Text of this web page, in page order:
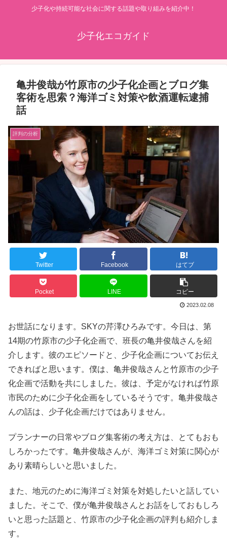
少子化や持続可能な社会に関する話題や取り組みを紹介中！
少子化エコガイド
亀井俊哉が竹原市の少子化企画とブログ集
客術を思索？海洋ゴミ対策や飲酒運転逮捕
話
評判の分析
Twitter Facebook はてブ
Pocket LINE コピー
2023.02.08
お世話になります。SKYの芹澤ひろみです。今日は、第
14期の竹原市の少子化企画で、班長の亀井俊哉さんを紹
介します。彼のエピソードと、少子化企画についてお伝え
できればと思います。僕は、亀井俊哉さんと竹原市の少子
化企画で活動を共にしました。彼は、予定がなければ竹原
市民のために少子化企画をしているそうです。亀井俊哉さ
んの話は、少子化企画だけではありません。
プランナーの日常やブログ集客術の考え方は、とてもおも
しろかったです。亀井俊哉さんが、海洋ゴミ対策に関心が
あり素晴らしいと思いました。
また、地元のために海洋ゴミ対策を対処したいと話してい
ました。そこで、僕が亀井俊哉さんとお話をしておもしろ
いと思った話題と、竹原市の少子化企画の評判も紹介しま
す。